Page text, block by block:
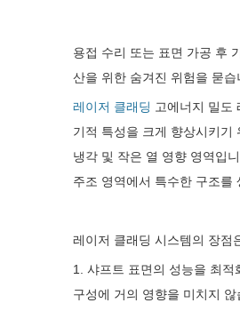
용접 수리 또는 표면 가공 후
산을 위한 숨겨진 위험을 묻
레이저 클래딩 고에너지 밀도
기적 특성을 크게 향상시키기
냉각 및 작은 열 영향 영역입
주조 영역에서 특수한 구조를
레이저 클래딩 시스템의 장점
1. 샤프트 표면의 성능을 최
구성에 거의 영향을 미치지